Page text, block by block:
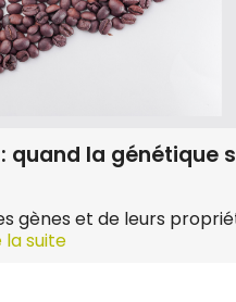
la génétique
gènes et de leurs
la suite